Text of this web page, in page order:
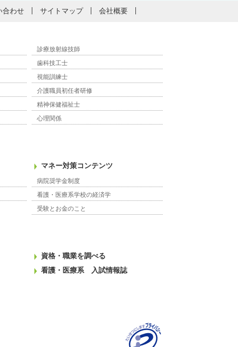
合わせ サイトマップ 会社概要
診療放射線技師
歯科技工士
視能訓練士
介護職員初任者研修
精神保健福祉士
心理関係
マネー対策コンテンツ
病院奨学金制度
看護・医療系学校の経済学
受験とお金のこと
資格・職業を調べる
看護・医療系 入試情報誌